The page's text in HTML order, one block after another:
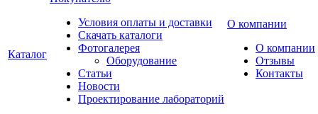
Каталог
Условия оплаты и доставки
Скачать каталоги
Фотогалерея
Оборудование
Статьи
Новости
Проектирование лабораторий
О компании
О компании
Отзывы
Контакты